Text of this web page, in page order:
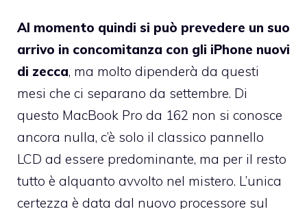
Al momento quindi si può prevedere un suo
arrivo in concomitanza con gli iPhone nuovi
di zecca, ma molto dipenderà da questi
mesi che ci separano da settembre. Di
questo MacBook Pro da 162 non si conosce
ancora nulla, c’è solo il classico pannello
LCD ad essere predominante, ma per il resto
tutto è alquanto avvolto nel mistero. L’unica
certezza è data dal nuovo processore sul